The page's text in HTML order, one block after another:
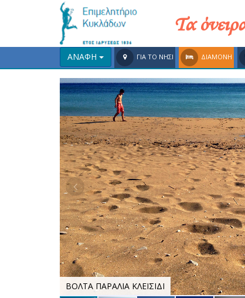
Τα
ΑΝΑΦΗ ΓΙΑ ΤΟ ΝΗΣΙ ΔΙΑΜΟΝΗ
ΒΟΛΤΑ ΠΑΡΑΛΙΑ ΚΛΕΙΣΙΔΙ